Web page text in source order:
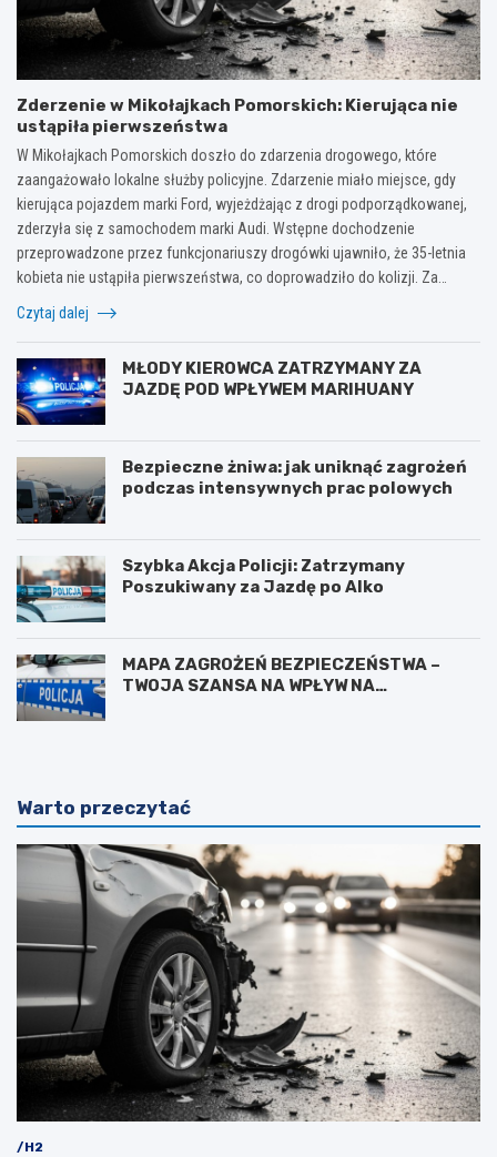
Zderzenie w Mikołajkach Pomorskich: Kierująca nie
ustąpiła pierwszeństwa
W Mikołajkach Pomorskich doszło do zdarzenia drogowego, które
zaangażowało lokalne służby policyjne. Zdarzenie miało miejsce, gdy
kierująca pojazdem marki Ford, wyjeżdżając z drogi podporządkowanej,
zderzyła się z samochodem marki Audi. Wstępne dochodzenie
przeprowadzone przez funkcjonariuszy drogówki ujawniło, że 35-letnia
kobieta nie ustąpiła pierwszeństwa, co doprowadziło do kolizji. Za…
Czytaj dalej
MŁODY KIEROWCA ZATRZYMANY ZA
JAZDĘ POD WPŁYWEM MARIHUANY
Bezpieczne żniwa: jak uniknąć zagrożeń
podczas intensywnych prac polowych
Szybka Akcja Policji: Zatrzymany
Poszukiwany za Jazdę po Alko
MAPA ZAGROŻEŃ BEZPIECZEŃSTWA –
TWOJA SZANSA NA WPŁYW NA
Warto przeczytać
/H2